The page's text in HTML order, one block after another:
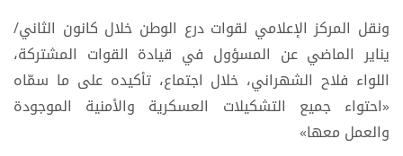
ونقل المركز الإعلامي لقوات درع الوطن خلال كانون الثاني/
يناير الماضي عن المسؤول في قيادة القوات المشتركة،
اللواء فلاح الشهراني، خلال اجتماع، تأكيده على ما سمّاه
«احتواء جميع التشكيلات العسكرية والأمنية الموجودة
والعمل معها»